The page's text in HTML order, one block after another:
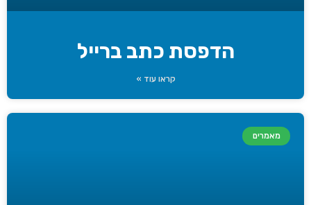
הדפסת כתב ברייל
קראו עוד »
מאמרים